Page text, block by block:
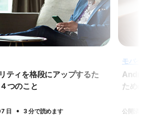
ティを格段にアップするた
つのこと
日 · 3 分で読めます
モバイ
ため
公開済